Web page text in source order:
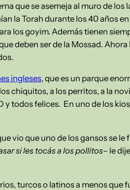
que se asemeja al muro de los
la Torah durante los 40 años
los goyim. Además tienen
deben ser de la Mossad.
ingleses, que es un parque
chiquitos, a los perritos, a la
todos felices. En uno de los
vio que uno de los gansos se le
si les tocás a los pollitos– le
turcos o latinos a menos que